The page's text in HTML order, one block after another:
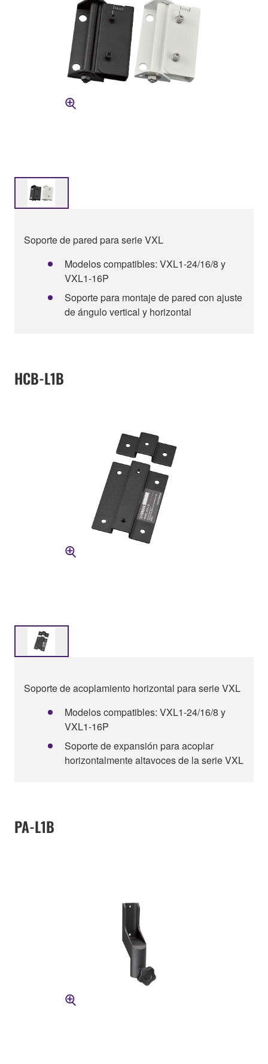
Soporte de pared para serie VXL
Modelos compatibles: VXL1-24/16/8 y
VXL1-16P
Soporte para montaje de pared con ajuste
de ángulo vertical y horizontal
HCB-L1B
Soporte de acoplamiento horizontal para serie VXL
Modelos compatibles: VXL1-24/16/8 y
VXL1-16P
Soporte de expansión para acoplar
horizontalmente altavoces de la serie VXL
PA-L1B